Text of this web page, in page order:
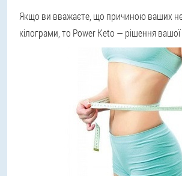
Якщо ви вважаєте, що причиною ваших
кілограми, то Power Keto — рішення